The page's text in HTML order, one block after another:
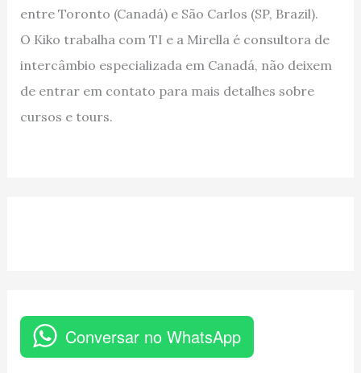
entre Toronto (Canadá) e São Carlos (SP, Brazil).
O Kiko trabalha com TI e a Mirella é consultora de
intercâmbio especializada em Canadá, não deixem
de entrar em contato para mais detalhes sobre
cursos e tours.
Conversar no WhatsApp